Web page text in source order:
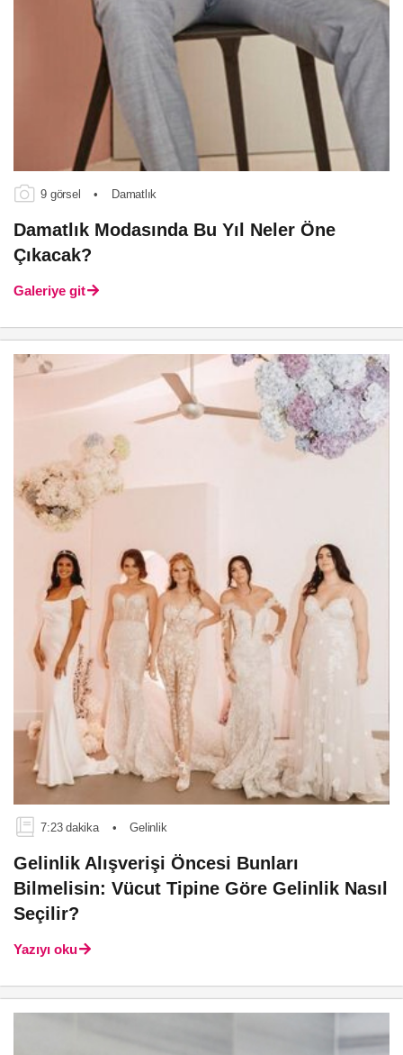
9 görsel • Damatlık
Damatlık Modasında Bu Yıl Neler Öne
Çıkacak?
Galeriye git
7:23 dakika • Gelinlik
Gelinlik Alışverişi Öncesi Bunları
Bilmelisin: Vücut Tipine Göre Gelinlik Nasıl
Seçilir?
Yazıyı oku